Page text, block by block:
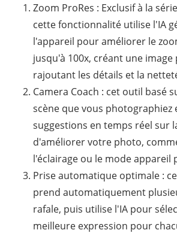
Zoom ProRes : Exclusif à la
cette fonctionnalité utilise l'IA
l'appareil pour améliorer le
jusqu'à 100x, créant une
rajoutant les détails et la
Camera Coach : cet outil basé
scène que vous photographiez
suggestions en temps réel sur
d'améliorer votre photo,
l'éclairage ou le mode appareil
Prise automatique optimale :
prend automatiquement
rafale, puis utilise l'IA pour
meilleure expression pour